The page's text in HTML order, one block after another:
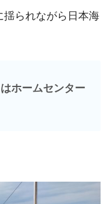
揺られながら日本海
ホームセンター